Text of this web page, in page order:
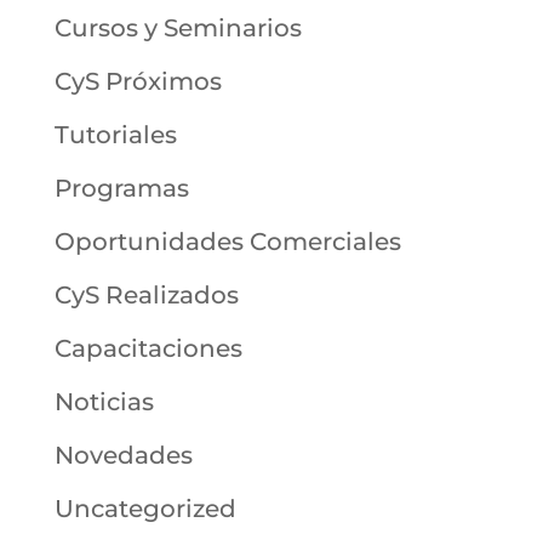
Cursos y Seminarios
CyS Próximos
Tutoriales
Programas
Oportunidades Comerciales
CyS Realizados
Capacitaciones
Noticias
Novedades
Uncategorized